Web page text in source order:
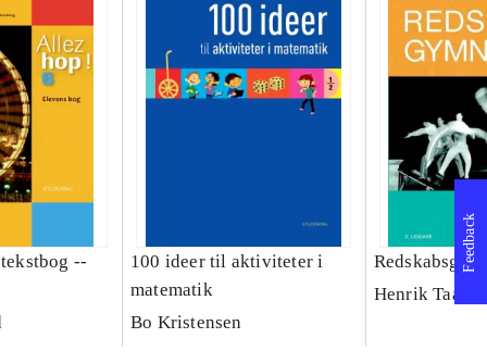
--
100 ideer til aktiviteter i
matematik
Bo Kristensen
Henrik
Feedback